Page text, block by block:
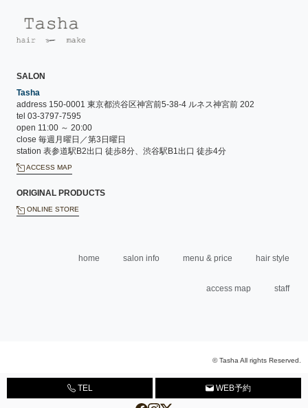
TEL WEB予約
SALON
Tasha
address 150-0001 東京都渋谷区神宮前5-38-4 ルネス神宮前 202
tel 03-3797-7595
open 11:00 ～ 20:00
close 毎週月曜日／第3日曜日
station 表参道駅B2出口 徒歩8分、渋谷駅B1出口 徒歩4分
ACCESS MAP
ORIGINAL PRODUCTS
ONLINE STORE
home salon info menu & price hair style
access map staff
© Tasha All rights Reserved.